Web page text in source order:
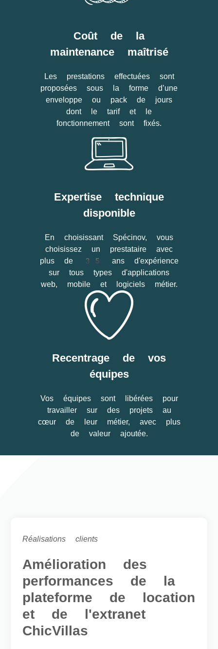
Coût de la
maintenance maîtrisé
Les prestations effectuées sont
proposées sous la forme d’une
enveloppe ou pack de jours
dont le tarif et le
fonctionnement sont fixés.
Expertise technique
disponible
En choisissant Spécinov, vous
choisissez un prestataire avec
plus de 35 ans d'expérience
sur tous types d'applications
web, mobile et logiciels métier.
Recentrage de vos
équipes
Vos équipes sont libérées pour
travailler sur des projets au
cœur de leur métier, avec plus
de valeur ajoutée.
Réalisations clients
Amélioration des
performances de la
plateforme de location
et de l'extranet
ChicVillas